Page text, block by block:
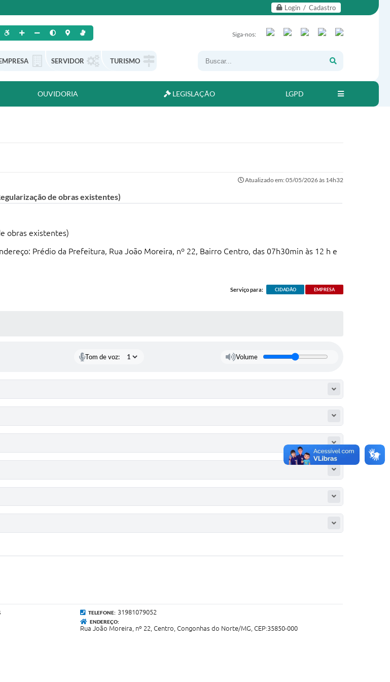
Login / Cadastro
SERVIDOR TURISMO
Siga-nos:
OUVIDORIA LEGISLAÇÃO LGPD
Atualizado em: 05/05/2026 às 14h32
de obras existentes)
obras existentes)
Prédio da Prefeitura, Rua João Moreira, nº 22, Bairro Centro, das 07h30min às 12 h e
Serviço para: CIDADÃO EMPRESA
Tom de voz: Volume
TELEFONE: 31981079052
ENDEREÇO:
Rua João Moreira, nº 22, Centro, Congonhas do Norte/MG, CEP:35850-000